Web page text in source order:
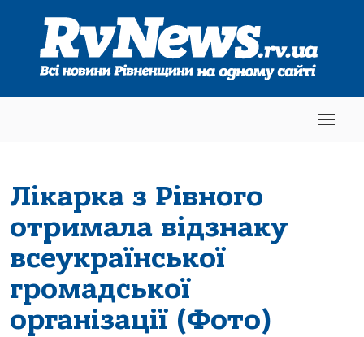
Лікарка з Рівного
отримала відзнаку
всеукраїнської
громадської
організації (Фото)